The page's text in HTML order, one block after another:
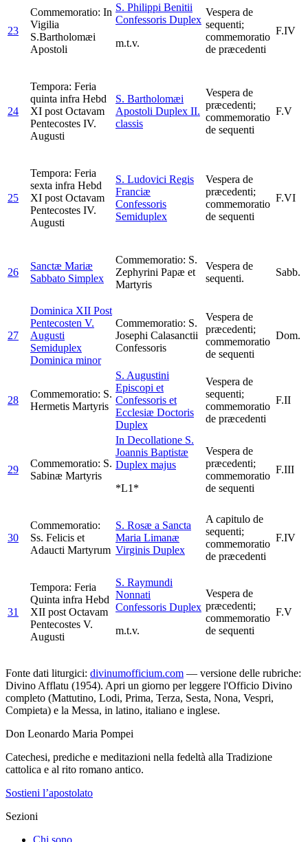
23
Commemoratio: In
Vigilia
S.Bartholomæi
Apostoli
S. Philippi Benitii
Confessoris Duplex
m.t.v.
Vespera de
sequenti;
commemoratio
de præcedenti
F.IV
24
Tempora: Feria
quinta infra Hebd
XI post Octavam
Pentecostes IV.
Augusti
S. Bartholomæi
Apostoli Duplex II.
classis
Vespera de
præcedenti;
commemoratio
de sequenti
F.V
25
Tempora: Feria
sexta infra Hebd
XI post Octavam
Pentecostes IV.
Augusti
S. Ludovici Regis
Franciæ
Confessoris
Semiduplex
Vespera de
præcedenti;
commemoratio
de sequenti
F.VI
26
Sanctæ Mariæ
Sabbato Simplex
Commemoratio: S.
Zephyrini Papæ et
Martyris
Vespera de
sequenti.
Sabb.
27
Dominica XII Post
Pentecosten V.
Augusti
Semiduplex
Dominica minor
Commemoratio: S.
Josephi Calasanctii
Confessoris
Vespera de
præcedenti;
commemoratio
de sequenti
Dom.
28
Commemoratio: S.
Hermetis Martyris
S. Augustini
Episcopi et
Confessoris et
Ecclesiæ Doctoris
Duplex
Vespera de
sequenti;
commemoratio
de præcedenti
F.II
29
Commemoratio: S.
Sabinæ Martyris
In Decollatione S.
Joannis Baptistæ
Duplex majus
*L1*
Vespera de
præcedenti;
commemoratio
de sequenti
F.III
30
Commemoratio:
Ss. Felicis et
Adaucti Martyrum
S. Rosæ a Sancta
Maria Limanæ
Virginis Duplex
A capitulo de
sequenti;
commemoratio
de præcedenti
F.IV
31
Tempora: Feria
Quinta infra Hebd
XII post Octavam
Pentecostes V.
Augusti
S. Raymundi
Nonnati
Confessoris Duplex
m.t.v.
Vespera de
præcedenti;
commemoratio
de sequenti
F.V
Fonte dati liturgici: divinumofficium.com — versione delle rubriche:
Divino Afflatu (1954). Apri un giorno per leggere l'Officio Divino
completo (Mattutino, Lodi, Prima, Terza, Sesta, Nona, Vespri,
Compieta) e la Messa, in latino, italiano e inglese.
Don Leonardo Maria Pompei
Catechesi, prediche e meditazioni nella fedeltà alla Tradizione
cattolica e al rito romano antico.
Sostieni l’apostolato
Sezioni
Chi sono